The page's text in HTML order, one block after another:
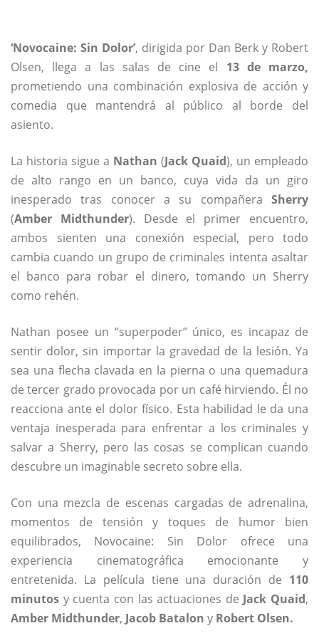
‘Novocaine: Sin Dolor’, dirigida por Dan Berk y Robert
Olsen, llega a las salas de cine el 13 de marzo,
prometiendo una combinación explosiva de acción y
comedia que mantendrá al público al borde del
asiento.
La historia sigue a Nathan (Jack Quaid), un empleado
de alto rango en un banco, cuya vida da un giro
inesperado tras conocer a su compañera Sherry
(Amber Midthunder). Desde el primer encuentro,
ambos sienten una conexión especial, pero todo
cambia cuando un grupo de criminales intenta asaltar
el banco para robar el dinero, tomando un Sherry
como rehén.
Nathan posee un “superpoder” único, es incapaz de
sentir dolor, sin importar la gravedad de la lesión. Ya
sea una flecha clavada en la pierna o una quemadura
de tercer grado provocada por un café hirviendo. Él no
reacciona ante el dolor físico. Esta habilidad le da una
ventaja inesperada para enfrentar a los criminales y
salvar a Sherry, pero las cosas se complican cuando
descubre un imaginable secreto sobre ella.
Con una mezcla de escenas cargadas de adrenalina,
momentos de tensión y toques de humor bien
equilibrados, Novocaine: Sin Dolor ofrece una
experiencia cinematográfica emocionante y
entretenida. La película tiene una duración de 110
minutos y cuenta con las actuaciones de Jack Quaid,
Amber Midthunder, Jacob Batalon y Robert Olsen.